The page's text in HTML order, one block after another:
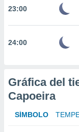
IP
a lo que
Para
su
u
23:00
24:00
Gráfica del
Capoeira
SÍMBOLO